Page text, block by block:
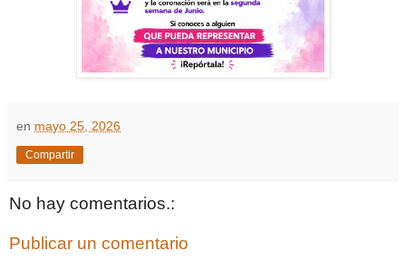
en mayo 25, 2026
Compartir
No hay comentarios.:
Publicar un comentario